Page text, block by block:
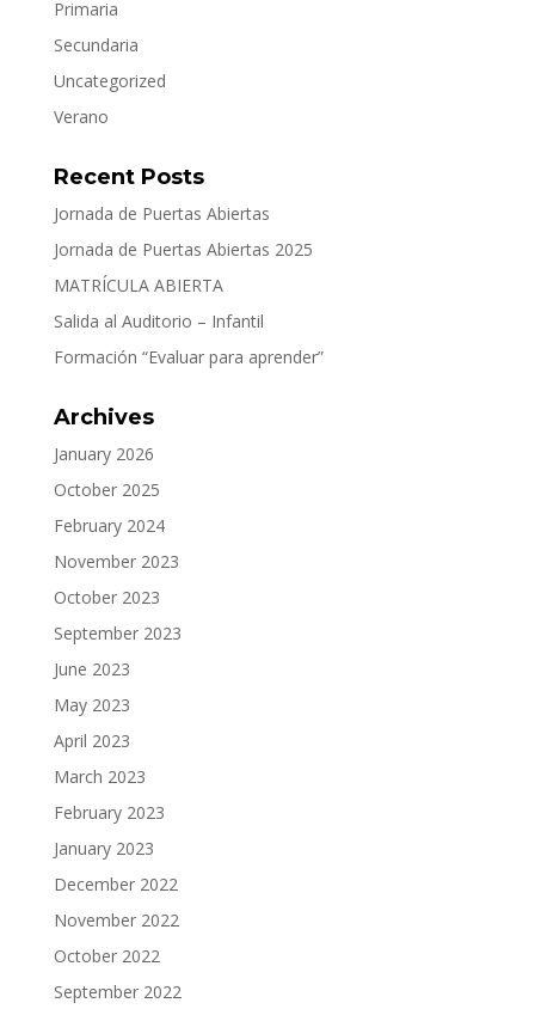
Primaria
Secundaria
Uncategorized
Verano
Recent Posts
Jornada de Puertas Abiertas
Jornada de Puertas Abiertas 2025
MATRÍCULA ABIERTA
Salida al Auditorio – Infantil
Formación “Evaluar para aprender”
Archives
January 2026
October 2025
February 2024
November 2023
October 2023
September 2023
June 2023
May 2023
April 2023
March 2023
February 2023
January 2023
December 2022
November 2022
October 2022
September 2022